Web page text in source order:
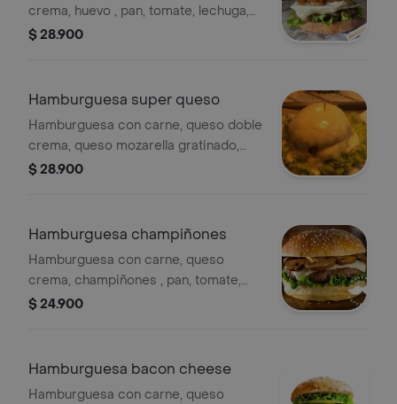
crema, huevo , pan, tomate, lechuga,
cebolla salteada, tocineta y salsas
$ 28.900
Hamburguesa super queso
Hamburguesa con carne, queso doble
crema, queso mozarella gratinado,
cheddar, pan, tomate, lechuga, cebolla
$ 28.900
Hamburguesa champiñones
Hamburguesa con carne, queso
crema, champiñones , pan, tomate,
lechuga, cebolla grille, y salsas
$ 24.900
Hamburguesa bacon cheese
Hamburguesa con carne, queso